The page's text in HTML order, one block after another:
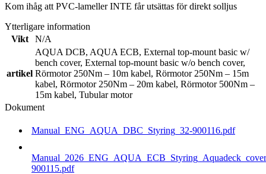
Kom ihåg att PVC-lameller INTE får utsättas för direkt solljus
Ytterligare information
Vikt
N/A
artikel
AQUA DCB, AQUA ECB, External top-mount basic w/
bench cover, External top-mount basic w/o bench cover,
Rörmotor 250Nm – 10m kabel, Rörmotor 250Nm – 15m
kabel, Rörmotor 250Nm – 20m kabel, Rörmotor 500Nm –
15m kabel, Tubular motor
Dokument
Manual_ENG_AQUA_DBC_Styring_32-900116.pdf
900115.pdf